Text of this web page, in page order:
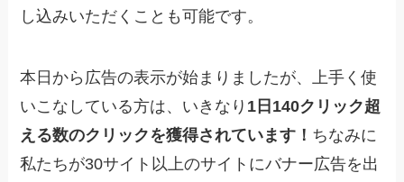
し込みいただくことも可能です。
本日から広告の表示が始まりましたが、上手く使
いこなしている方は、いきなり 1日140クリック超
える数のクリックを獲得されています！ ちなみに
私たちが30サイト以上のサイトにバナー広告を出